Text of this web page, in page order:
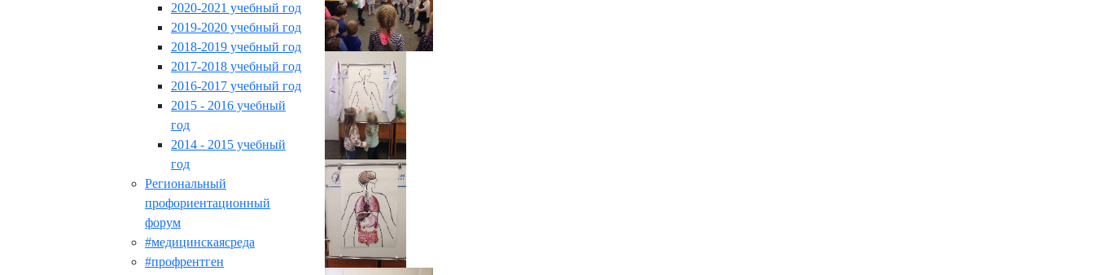
2020-2021 учебный год
2019-2020 учебный год
2018-2019 учебный год
2017-2018 учебный год
2016-2017 учебный год
2015 - 2016 учебный
год
2014 - 2015 учебный
год
Региональный
профориентационный
форум
#медицинскаясреда
#профрентген